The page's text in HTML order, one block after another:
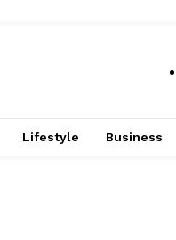
Lifestyle Business